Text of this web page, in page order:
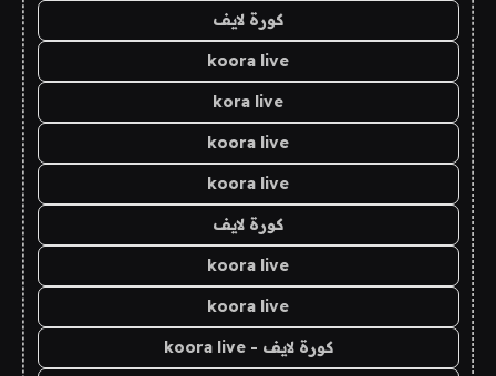
كورة لايف
koora live
kora live
koora live
koora live
كورة لايف
koora live
koora live
كورة لايف - koora live